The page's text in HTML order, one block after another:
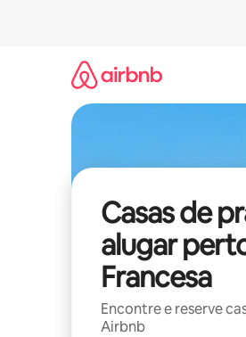
Casas de
alugar
Francesa
Encontre e reserve
Airbnb